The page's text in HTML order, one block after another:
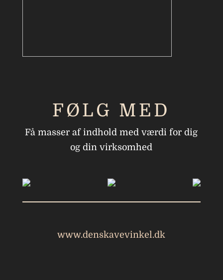
FØLG MED
Få masser af indhold med værdi for dig
og din virksomhed
www.denskavevinkel.dk